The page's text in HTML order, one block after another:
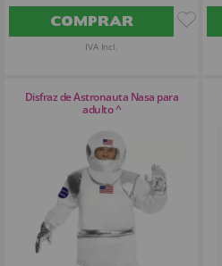
COMPRAR
IVA Incl.
Disfraz de Astronauta Nasa para
adulto ^